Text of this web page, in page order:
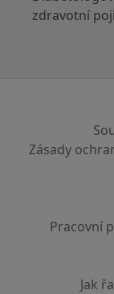
zdravotní
Zásady
Pracovní
Jak